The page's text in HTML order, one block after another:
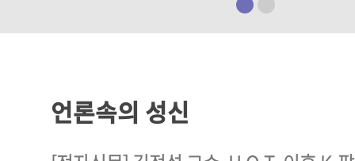
언론속의 성신